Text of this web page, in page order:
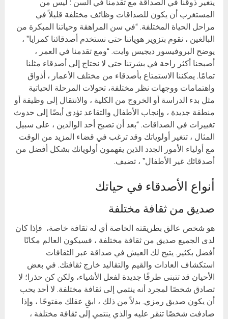
يتغير ذوقنا في الصداقة مع تقدمنا ​​في السن : ليس من
المستغرب أن يكون للصداقات وظائف مختلفة قليلاً في
مراحل الحياة المختلفة. “في سن المراهقة وحياتنا المبكرة من
البالغين ، نقوم بتزوير هوياتنا حتى نستخدم أصدقائنا كمرايا” ،
يوضح البروفيسور ديجيس وايت. “ومع تقدمنا ​​في العمر ،
أصبحنا أكثر راحة في بشرتنا حتى لا نحتاج إلى أصدقاء مثلنا
تمامًا. يمكننا الاستمتاع بأصدقاء من مختلف الأعمار ، أذواق
واهتمامات ووجهات نظر مختلفة، تحولات المرحلة الحياتية
مثل بدء الدراسة أو الخروج من الكلية ، والانتقال إلى وظيفة أو
منطقة جديدة ، وإنجاب الأطفال والتقاعد تؤدي أيضًا إلى حدوث
تغييرات في الصداقات. “بعد أن تصبح أحد الوالدين ، على سبيل
المثال ، تتغير أولوياتك وقد ترغب في قضاء المزيد من الوقت
مع أولياء الأمور الجدد الذين يفهمون أولوياتك بشكل أفضل من
أصدقائك غير الأطفال” ، تضيف.
أنواع الأصدقاء في حياتك
صديق من ثقافة مختلفة
هو شخص عالق بطريقته الخاصة أي له ثقافة خاصة، فإذا كان
لدى الجميع صديق من ثقافة مختلفة ، فسيكون العالم مكانًا
أفضل بكثير. يتيح لك العيش في صداقة عبر الثقافات
استكشاف العادات والقيم والتقاليد خارج ثقافتك. في بعض
الأحيان قد تتبنى طرقًا جديدة لفعل الأشياء، ولكن كن حذرا؛ لا
تصادق شخصًا لمجرد أنه ينتمي إلى ثقافة مختلفة. لا أحد يحب
أن يكون صديق رمزي. بدلاً من ذلك ، ابقِ عقلك مفتوحًا ، وإذا
صادفت شخصًا تنقر عليه والذي ينتمي إلى ثقافة مختلفة ،